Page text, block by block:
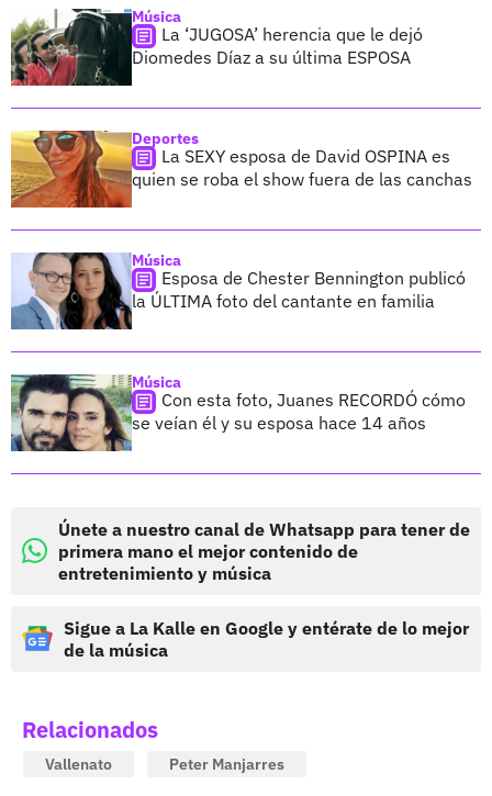
Música
La ‘JUGOSA’ herencia que le dejó
Diomedes Díaz a su última ESPOSA
Deportes
La SEXY esposa de David OSPINA es
quien se roba el show fuera de las canchas
Música
Esposa de Chester Bennington publicó
la ÚLTIMA foto del cantante en familia
Música
Con esta foto, Juanes RECORDÓ cómo
se veían él y su esposa hace 14 años
Únete a nuestro canal de Whatsapp para tener de
primera mano el mejor contenido de
entretenimiento y música
Sigue a La Kalle en Google y entérate de lo mejor
de la música
Relacionados
Vallenato Peter Manjarres